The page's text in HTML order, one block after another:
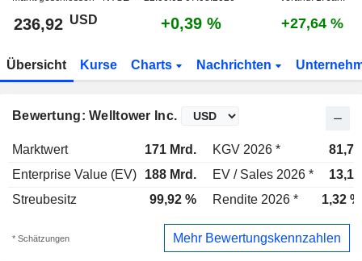
236,92 USD +0,39 % +27,64 %
Übersicht Kurse Charts Nachrichten
Bewertung: Welltower Inc.
Marktwert 171 Mrd. KGV 2026 *
81,7x
Enterprise Value (EV)
188 Mrd. EV / Sales 2026 *
13,1x
Streubesitz
99,92 % Rendite 2026 * 1,32 %
* Schätzungen Mehr Bewertungskennzahlen